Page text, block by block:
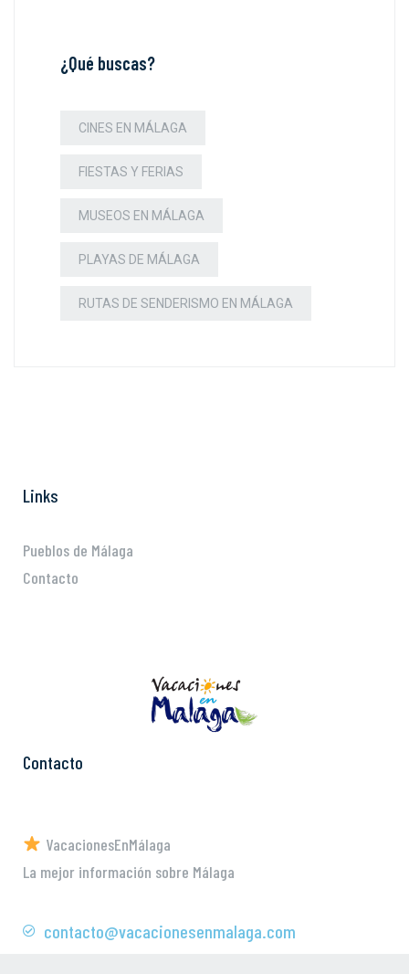
¿Qué buscas?
CINES EN MÁLAGA
FIESTAS Y FERIAS
MUSEOS EN MÁLAGA
PLAYAS DE MÁLAGA
RUTAS DE SENDERISMO EN MÁLAGA
Links
Pueblos de Málaga
Contacto
Contacto
VacacionesEnMálaga
La mejor información sobre Málaga
contacto@vacacionesenmalaga.com